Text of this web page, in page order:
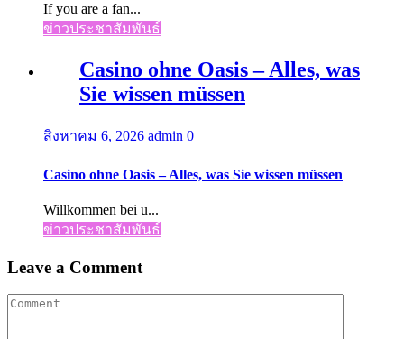
If you are a fan...
ข่าวประชาสัมพันธ์
Casino ohne Oasis – Alles, was
Sie wissen müssen
สิงหาคม 6, 2026 admin 0
Casino ohne Oasis – Alles, was Sie wissen müssen
Willkommen bei u...
ข่าวประชาสัมพันธ์
Leave a Comment